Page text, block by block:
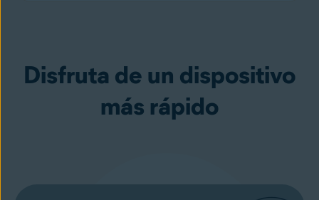
Disfruta de un dispositivo
más rápido